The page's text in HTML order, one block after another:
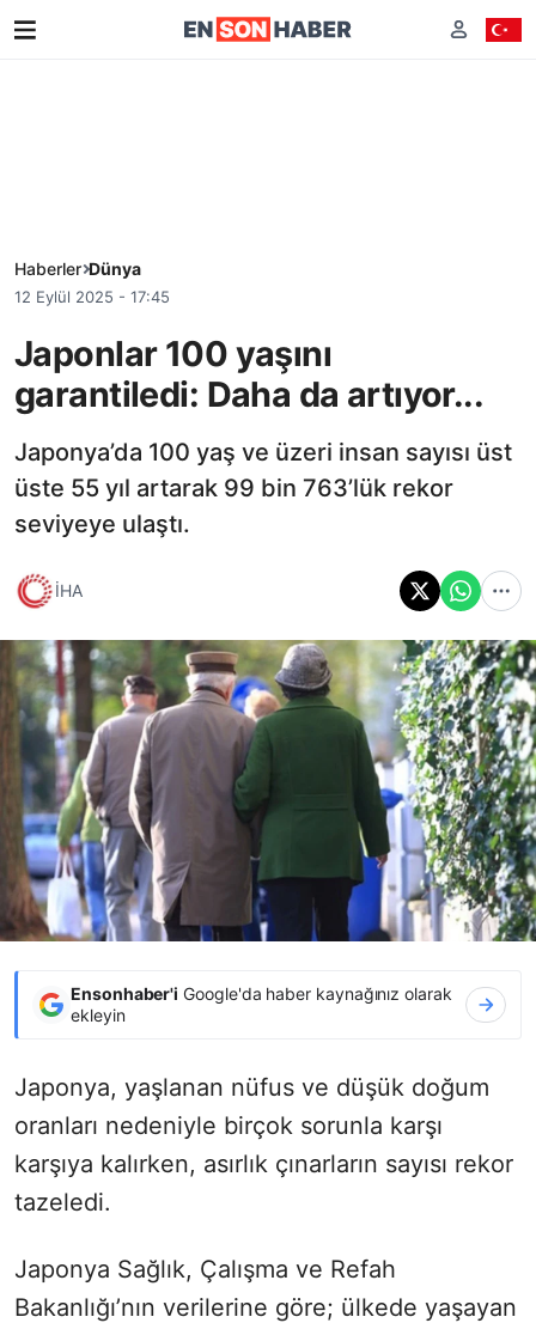
Haberler Dünya
12 Eylül 2025 - 17:45
Japonlar 100 yaşını
garantiledi: Daha da artıyor...
Japonya’da 100 yaş ve üzeri insan sayısı üst
üste 55 yıl artarak 99 bin 763’lük rekor
seviyeye ulaştı.
İHA
Ensonhaber'i Google'da haber kaynağınız olarak
ekleyin
Japonya, yaşlanan nüfus ve düşük doğum
oranları nedeniyle birçok sorunla karşı
karşıya kalırken, asırlık çınarların sayısı rekor
tazeledi.
Japonya Sağlık, Çalışma ve Refah
Bakanlığı’nın verilerine göre; ülkede yaşayan